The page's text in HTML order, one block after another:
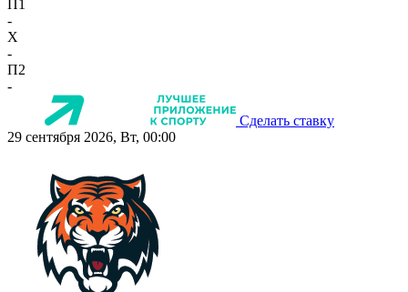
П1
-
X
-
П2
-
Сделать ставку
29 сентября 2026, Вт, 00:00